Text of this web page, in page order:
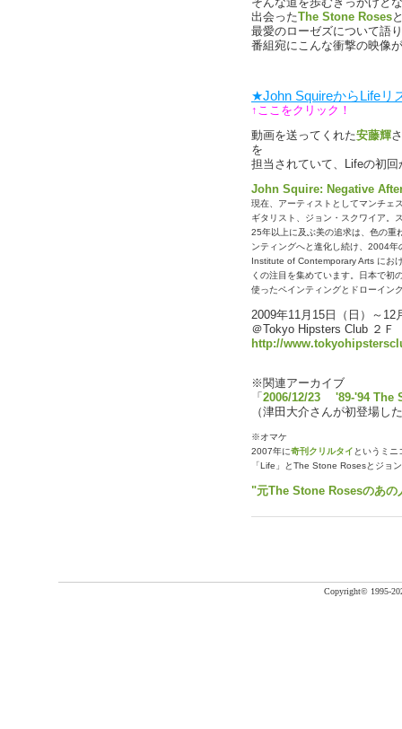
そんな道を歩むきっかけと
出会ったThe Stone Roses
最愛のローゼズについて語
番組宛にこんな衝撃の映像
★John SquireからLifeリ
↑ここをクリック！
動画を送ってくれた安藤輝
を
担当されていて、Lifeの初
John Squire: Negative
現在、アーティストとしてマンチェ
ギタリスト、ジョン・スクワイア。
25年以上に及ぶ美の追求は、色の重
ンティングへと進化し続け、2004
Institute of Contemporary Arts にお
くの注目を集めています。日本で初
使ったペインティングとドローイン
2009年11月15日（日）～12
＠Tokyo Hipsters Club ２
http://
※関連アーカイブ
「 2006/12/23 '89-'94 The
（津田大介さんが初登場し
※オマケ
2007年に奇刊クリルタイ というミ
「Life」とThe Stone Rosesとジョ
"元The Stone Rosesのあの
Copyright© 1995-